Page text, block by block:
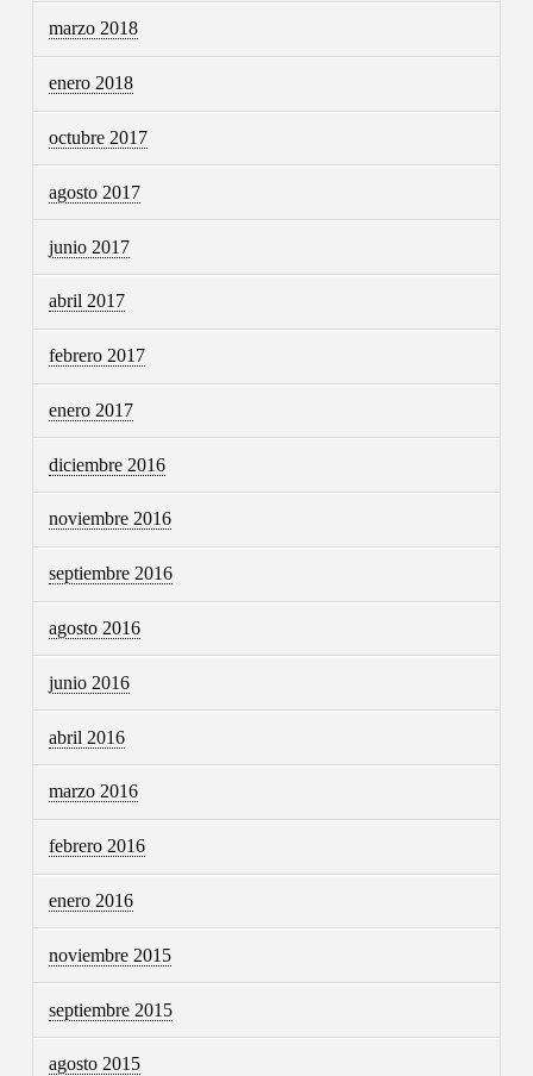
marzo 2018
enero 2018
octubre 2017
agosto 2017
junio 2017
abril 2017
febrero 2017
enero 2017
diciembre 2016
noviembre 2016
septiembre 2016
agosto 2016
junio 2016
abril 2016
marzo 2016
febrero 2016
enero 2016
noviembre 2015
septiembre 2015
agosto 2015